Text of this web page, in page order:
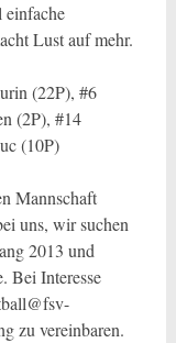
einfache
Lust auf mehr.
(22P), #6
(2P), #14
(10P)
Mannschaft
uns, wir suchen
2013 und
Bei Interesse
zu vereinbaren.